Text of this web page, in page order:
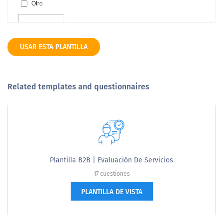
USAR ESTA PLANTILLA
Related templates and questionnaires
Plantilla B2B | Evaluación De Servicios
17 cuestiones
PLANTILLA DE VISTA